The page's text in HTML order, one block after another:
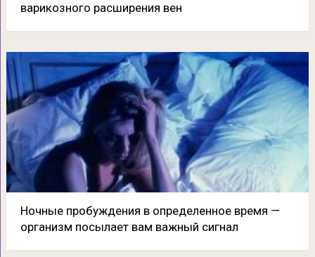
варикозного расширения вен
Ночные пробуждения в определенное время —
организм посылает вам важный сигнал